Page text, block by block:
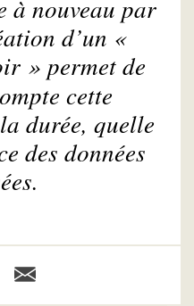
à nouveau par
d’un «
» permet de
cette
durée, quelle
des données